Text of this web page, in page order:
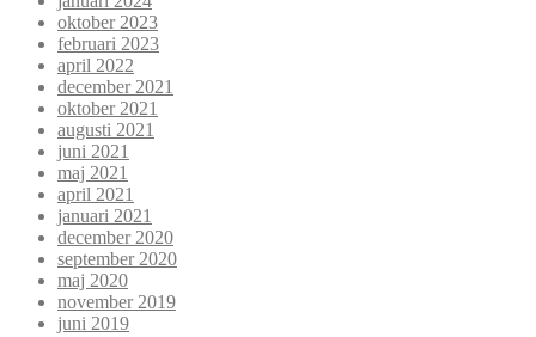
oktober 2023
februari 2023
april 2022
december 2021
oktober 2021
augusti 2021
juni 2021
maj 2021
april 2021
januari 2021
december 2020
september 2020
maj 2020
november 2019
juni 2019